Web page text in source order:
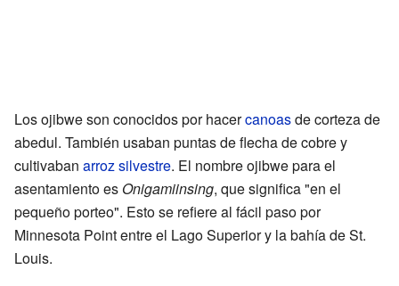
Los ojibwe son conocidos por hacercanoasde corteza de
abedul. También usaban puntas de flecha de cobre y
cultivaban arroz silvestre. El nombre ojibwe para el
asentamiento es Onigamiinsing, que significa "en el
pequeño porteo". Esto se refiere al fácil paso por
Minnesota Point entre el Lago Superior y la bahía de St.
Louis.